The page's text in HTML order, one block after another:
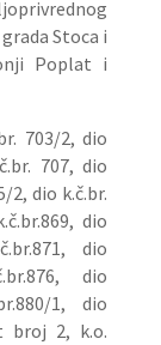
Stoca i
Poplat i
703/2, dio
707, dio
2, dio k.č.br.
dio
dio
dio
1, dio
broj 2, k.o.